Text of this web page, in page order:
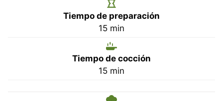
Tiempo de preparación
15minutos
min
Tiempo de cocción
15minutos
min